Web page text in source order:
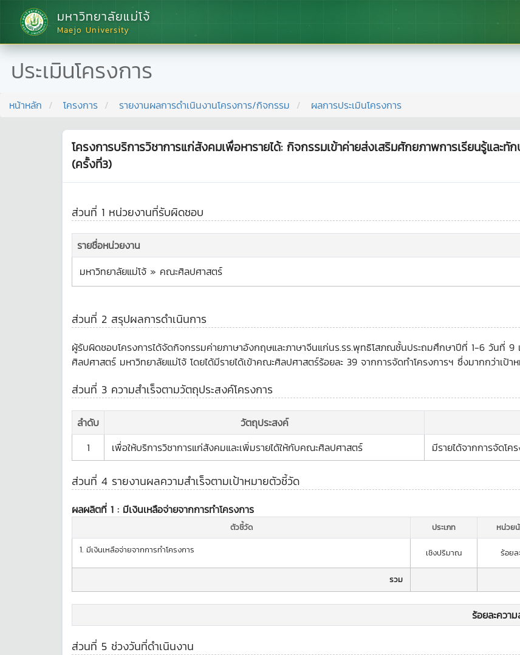
มหาวิทยาลัยแม่โจ้
Maejo University
ประเมินโครงการ
หน้าหลัก โครงการ รายงานผลการดำเนินงานโครงการ/กิจกรรม ผลการประเมินโครงการ
โครงการบริการวิชาการแก่สังคมเพื่อหารายได้: กิจกรรมเข้าค่ายส่งเสริมศักยภาพการเรียนรู้และทั
(ครั้งที่3)
ส่วนที่ 1 หน่วยงานที่รับผิดชอบ
รายชื่อหน่วยงาน
มหาวิทยาลัยแม่โจ้ » คณะศิลปศาสตร์
ส่วนที่ 2 สรุปผลการดำเนินการ
ผู้รับผิดชอบโครงการได้จัดกิจกรรมค่ายภาษาอังกฤษและภาษาจีนแก่นร.รร.พุทธิโสภณชั้นประถมศึกษาปีที่ 1-6 วันที่
ศิลปศาสตร์ มหาวิทยาลัยแม่โจ้ โดยได้มีรายได้เข้าคณะศิลปศาสตร์ร้อยละ 39 จากการจัดทำโครงการฯ ซึ่งมากกว่าเป้า
ส่วนที่ 3 ความสำเร็จตามวัตถุประสงค์โครงการ
ลำดับ วัตถุประสงค์
1
เพื่อให้บริการวิชาการแก่สังคมและเพิ่มรายได้ให้กับคณะศิลปศาสตร์ มีรายได้จากการจัดโค
ส่วนที่ 4 รายงานผลความสำเร็จตามเป้าหมายตัวชี้วัด
ผลผลิตที่ 1 : มีเงินเหลือจ่ายจากการทำโครงการ
ตัวชี้วัด ประเภท หน่วย
1. มีเงินเหลือจ่ายจากการทำโครงการ เชิงปริมาณ ร้อยล
รวม
ร้อยละควา
ส่วนที่ 5 ช่วงวันที่ดำเนินงาน